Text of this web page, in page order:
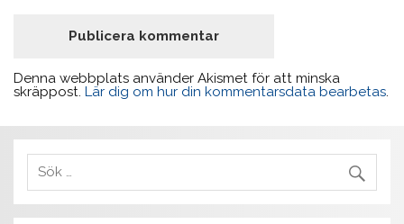
Denna webbplats använder Akismet för att minska
skräppost.Lär dig om hur din kommentarsdata bearbetas.